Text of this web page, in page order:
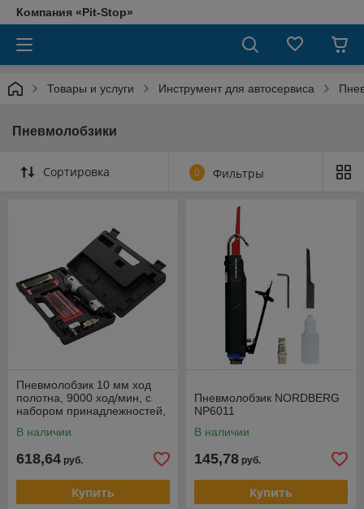
Компания «Pit-Stop»
Товары и услуги Инструмент для автосервиса
Пневмолобзики
Сортировка 0 Фильтры
Пневмолобзик 10 мм ход
полотна, 9000 ход/мин, с
набором принадлежностей,
291N
В наличии
618,64 руб.
Купить
Пневмолобзик NORDBERG
NP6011
В наличии
145,78 руб.
Купить